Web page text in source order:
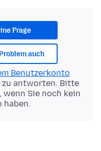
Frage
auch
Benutzerkonto
zu antworten. Bitte
wenn Sie noch kein
haben.